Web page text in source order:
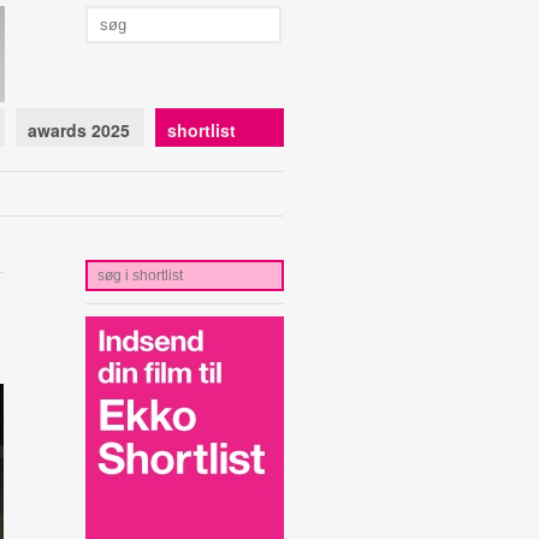
awards 2025 shortlist